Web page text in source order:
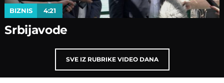
BIZNIS 4:21
Srbijavode
SVE IZ RUBRIKE VIDEO DANA